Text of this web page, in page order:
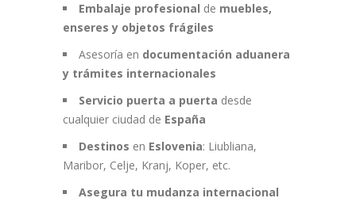
Embalaje profesional de muebles,
enseres y objetos frágiles
Asesoría en documentación aduanera
y trámites internacionales
Servicio puerta a puerta desde
cualquier ciudad de España
Destinos en Eslovenia: Liubliana,
Maribor, Celje, Kranj, Koper, etc.
Asegura tu mudanza internacional